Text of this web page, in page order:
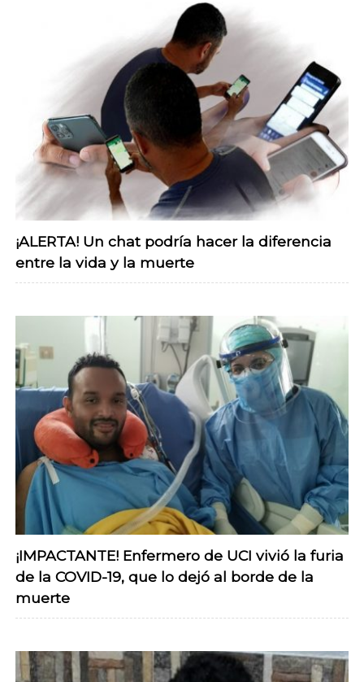
¡ALERTA! Un chat podría hacer la diferencia
entre la vida y la muerte
¡IMPACTANTE! Enfermero de UCI vivió la furia
de la COVID-19, que lo dejó al borde de la
muerte